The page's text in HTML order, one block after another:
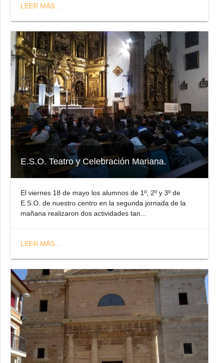
LEER MÁS...
E.S.O. Teatro y Celebración Mariana.
El viernes 18 de mayo los alumnos de 1º, 2º y 3º de
E.S.O. de nuestro centro en la segunda jornada de la
mañana realizaron dos actividades tan...
LEER MÁS...